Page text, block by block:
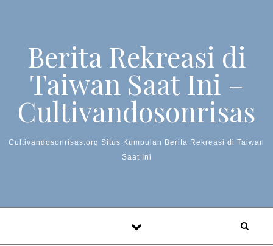
Berita Rekreasi di
Taiwan Saat Ini –
Cultivandosonrisas
Cultivandosonrisas.org Situs Kumpulan Berita Rekreasi di Taiwan
Saat Ini